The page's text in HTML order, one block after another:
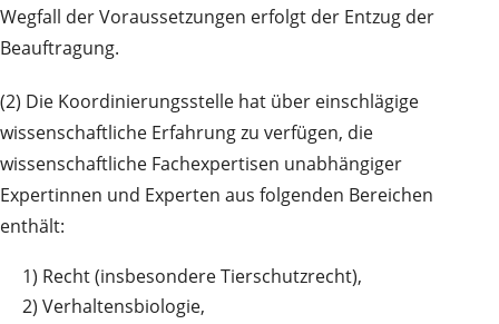
Wegfall der Voraussetzungen erfolgt der Entzug der
Beauftragung.
(2) Die Koordinierungsstelle hat über einschlägige
wissenschaftliche Erfahrung zu verfügen, die
wissenschaftliche Fachexpertisen unabhängiger
Expertinnen und Experten aus folgenden Bereichen
enthält:
1) Recht (insbesondere Tierschutzrecht),
2) Verhaltensbiologie,